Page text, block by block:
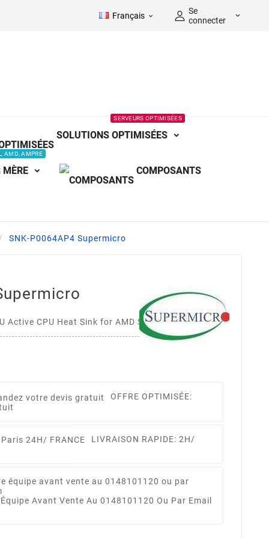
Français 
Se
connecter

SOLUTIONS OPTIMISÉES
SERVEURS OPTIMISÉES
MÈRE
AMD, AMPRE
COMPOSANTS
SNK-P0064AP4 Supermicro
Active CPU Heat Sink for AMD Socket SP3
OFFRE OPTIMISÉE:
LIVRAISON RAPIDE: 2H/
Avant Vente Au 0148101120 Ou Par Email